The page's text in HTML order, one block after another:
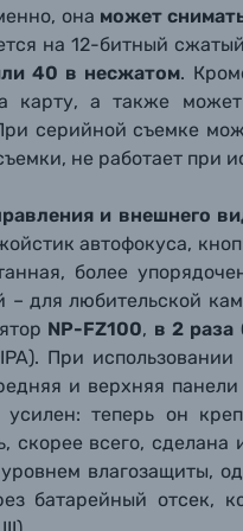
она может
на 12-битный
40 в несжатом.
карту, а также может
серийной съемке
не работает при
и внешнего
автофокуса,
более
для любительской
NP-FZ100, в 2 раза
При
и верхняя
усилен: теперь он
всего, сделана
влагозащиты,
батарейный отсек,